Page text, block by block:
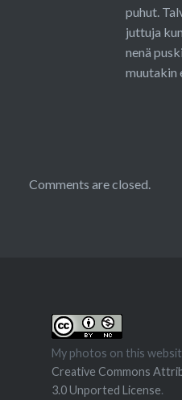
puhut.
juttuja
nenä
muutakin
Comments are closed.
My photos on this
Creative Commons
3.0 Unported License.